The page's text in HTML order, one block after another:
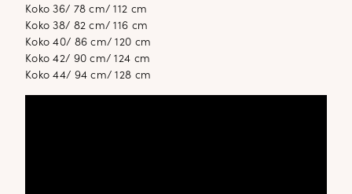
Koko 36/ 78 cm/ 112 cm
Koko 38/ 82 cm/ 116 cm
Koko 40/ 86 cm/ 120 cm
Koko 42/ 90 cm/ 124 cm
Koko 44/ 94 cm/ 128 cm